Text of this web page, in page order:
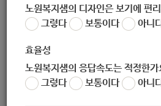
노원복지샘의 디자인은 보기에 편
그렇다
보통이다 아니
효율성
노원복지샘의 응답속도는 적정한가
그렇다
보통이다 아니
[복지정책과] 코로나19 피해자를 돕기
노원 복지샘
작성일 2020-04-06 15:42